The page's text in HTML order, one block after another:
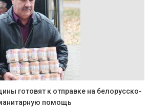
готовят к отправке на белорусско-
помощь